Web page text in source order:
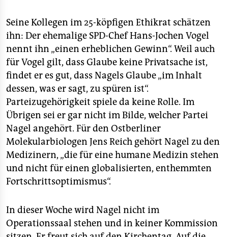
Seine Kollegen im 25-köpfigen Ethikrat schätzen
ihn: Der ehemalige SPD-Chef Hans-Jochen Vogel
nennt ihn „einen erheblichen Gewinn“. Weil auch
für Vogel gilt, dass Glaube keine Privatsache ist,
findet er es gut, dass Nagels Glaube „im Inhalt
dessen, was er sagt, zu spüren ist“.
Parteizugehörigkeit spiele da keine Rolle. Im
Übrigen sei er gar nicht im Bilde, welcher Partei
Nagel angehört. Für den Ostberliner
Molekularbiologen Jens Reich gehört Nagel zu den
Medizinern, „die für eine humane Medizin stehen
und nicht für einen globalisierten, enthemmten
Fortschrittsoptimismus“.
In dieser Woche wird Nagel nicht im
Operationssaal stehen und in keiner Kommission